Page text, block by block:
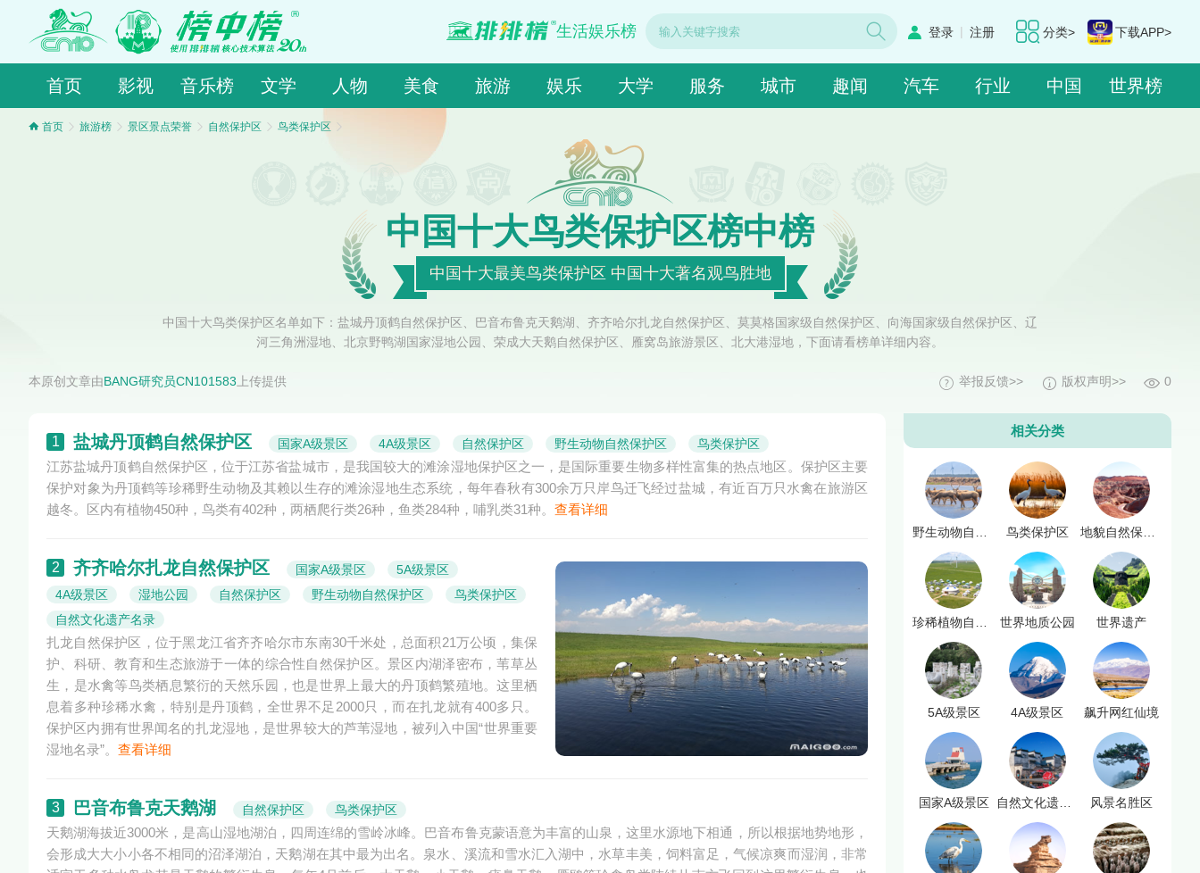
分类> 下载APP>
登录 | 注册
生活娱乐榜
首页 影视 音乐榜 文学 人物 美食 旅游 娱乐 大学 服务 城市 趣闻 汽车 行业 中国 世界榜
首页 旅游榜 景区景点荣誉 自然保护区 鸟类保护区
中国十大鸟类保护区榜中榜
中国十大最美鸟类保护区 中国十大著名观鸟胜地
中国十大鸟类保护区名单如下：盐城丹顶鹤自然保护区、巴音布鲁克天鹅湖、齐齐哈尔扎龙自然保护区、莫莫格国家级自然保护区、向海国家级自然保护区、辽
河三角洲湿地、北京野鸭湖国家湿地公园、荣成大天鹅自然保护区、雁窝岛旅游景区、北大港湿地，下面请看榜单详细内容。
本原创文章由BANG研究员CN101583上传提供 0
版权声明>>
举报反馈>>
1 盐城丹顶鹤自然保护区 国家A级景区 4A级景区 自然保护区 野生动物自然保护区 鸟类保护区
江苏盐城丹顶鹤自然保护区，位于江苏省盐城市，是我国较大的滩涂湿地保护区之一，是国际重要生物多样性富集的热点地区。保护区主要
保护对象为丹顶鹤等珍稀野生动物及其赖以生存的滩涂湿地生态系统，每年春秋有300余万只岸鸟迁飞经过盐城，有近百万只水禽在旅游区
越冬。区内有植物450种，鸟类有402种，两栖爬行类26种，鱼类284种，哺乳类31种。 查看详细
2 齐齐哈尔扎龙自然保护区 国家A级景区
5A级景区
4A级景区
湿地公园 自然保护区 野生动物自然保护区
鸟类保护区
自然文化遗产名录
扎龙自然保护区，位于黑龙江省齐齐哈尔市东南30千米处，总面积21万公顷，集保
护、科研、教育和生态旅游于一体的综合性自然保护区。景区内湖泽密布，苇草丛
生，是水禽等鸟类栖息繁衍的天然乐园，也是世界上最大的丹顶鹤繁殖地。这里栖
息着多种珍稀水禽，特别是丹顶鹤，全世界不足2000只，而在扎龙就有400多只。
保护区内拥有世界闻名的扎龙湿地，是世界较大的芦苇湿地，被列入中国“世界重要
湿地名录”。 查看详细
3 巴音布鲁克天鹅湖 自然保护区 鸟类保护区
天鹅湖海拔近3000米，是高山湿地湖泊，四周连绵的雪岭冰峰。巴音布鲁克蒙语意为丰富的山泉，这里水源地下相通，所以根据地势地形，
会形成大大小小各不相同的沼泽湖泊，天鹅湖在其中最为出名。泉水、溪流和雪水汇入湖中，水草丰美，饲料富足，气候凉爽而湿润，非常
相关分类
鸟类保护区
世界地质公园 世界遗产
5A级景区 4A级景区 飙升网红仙境
国家A级景区 自然文化遗产名录 风景名胜区